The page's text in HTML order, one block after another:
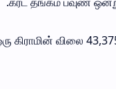
கிராமின் விலை